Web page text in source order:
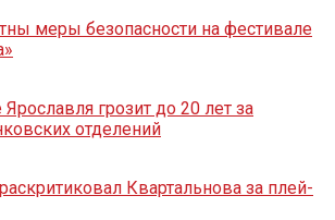
меры безопасности на фестивале
грозит до 20 лет за
отделений
Квартальнова за плей-